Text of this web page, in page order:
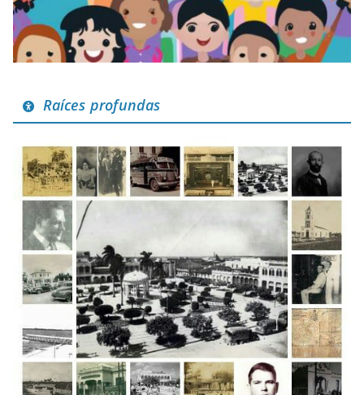
Raíces profundas